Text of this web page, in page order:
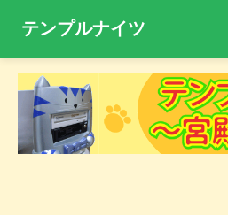
テンプルナイツ